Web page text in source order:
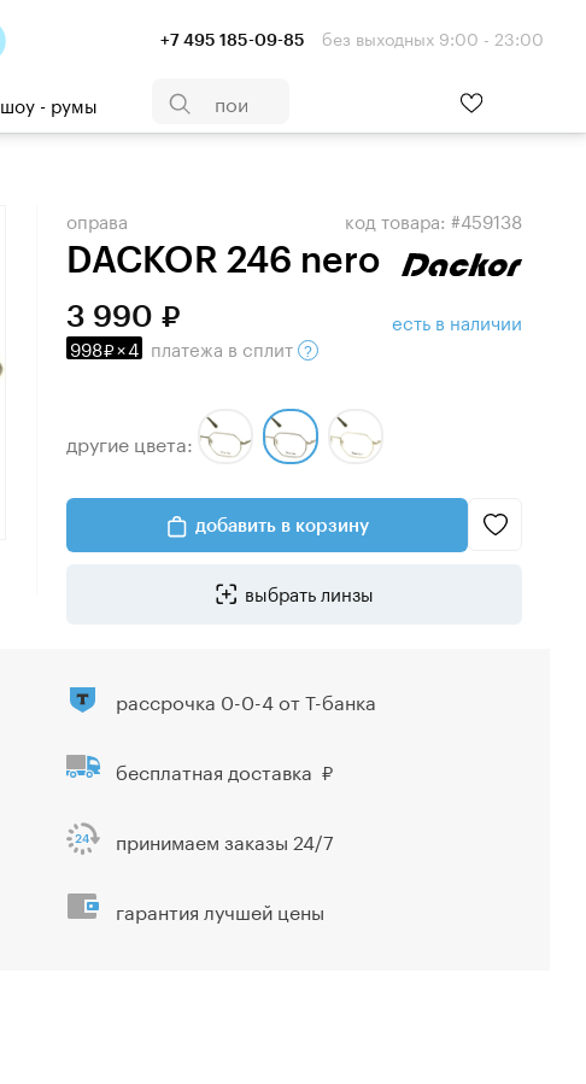
+7 495 185-09-85 без выходных 9:00 - 23:00
шоу - румы
оправа
DACKOR 246 nero
код товара: #459138
3 990
998 ×4 платежа в сплит
есть в наличии
другие цвета:
добавить в корзину
выбрать линзы
рассрочка 0-0-4 от Т-банка
бесплатная доставка
принимаем заказы 24/7
гарантия лучшей цены